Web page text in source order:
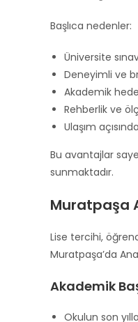
Başlıca nedenler:
Üniversite
Deneyimli ve
Akademik
Rehberlik ve
Ulaşım
Bu avantajlar
sunmaktadır.
Muratpaşa
Lise tercihi,
Muratpaşa’da
Akademik
Okulun son